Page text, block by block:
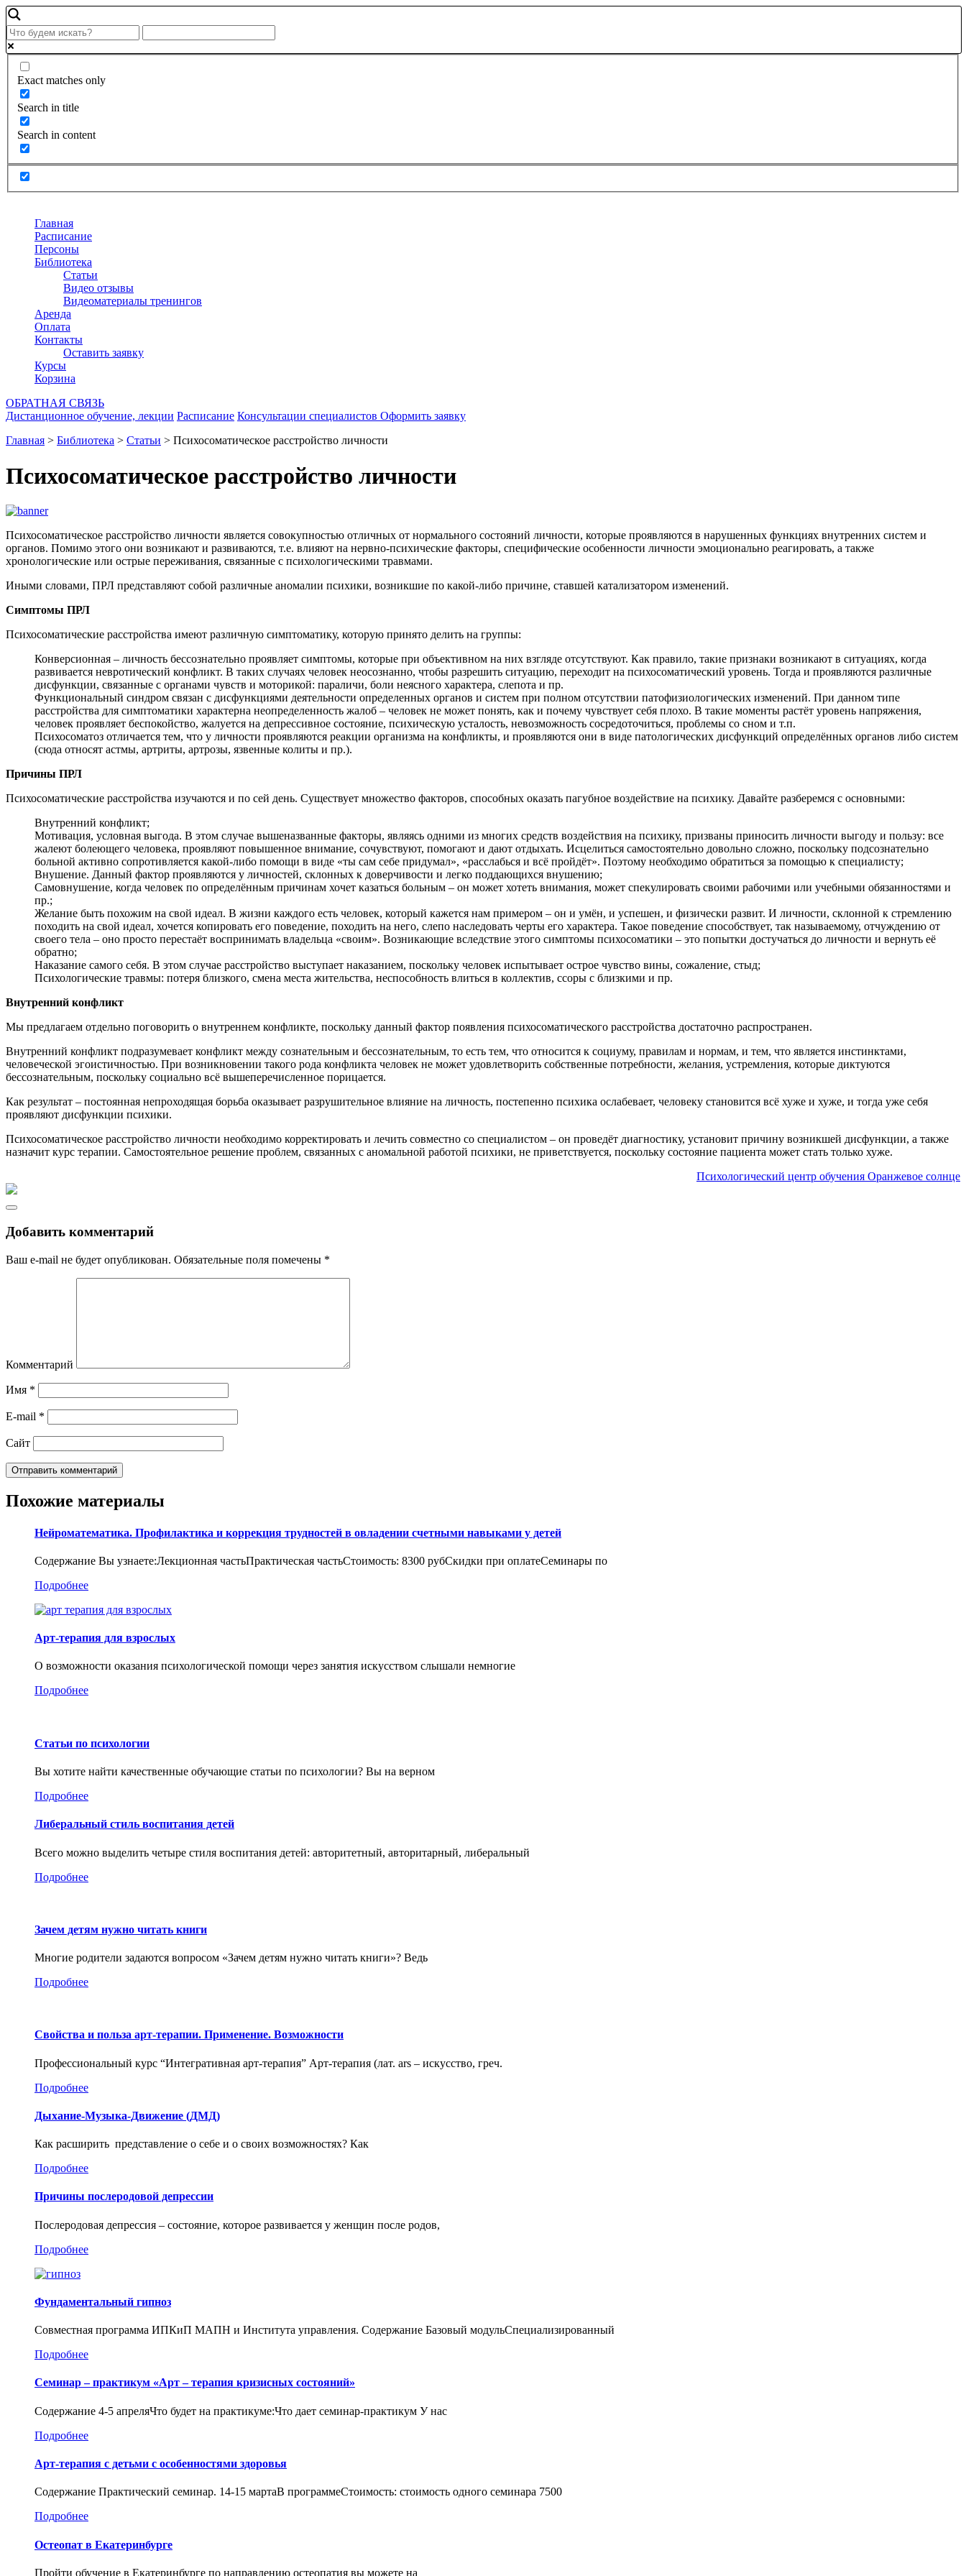
Exact matches only
Search in title
Search in content
Главная
Расписание
Персоны
Библиотека
Статьи
Видео отзывы
Видеоматериалы тренингов
Аренда
Оплата
Контакты
Оставить заявку
Курсы
Корзина
ОБРАТНАЯ СВЯЗЬ
Дистанционное обучение, лекции Расписание Консультации специалистов Оформить заявку
Главная > Библиотека > Статьи > Психосоматическое расстройство личности
Психосоматическое расстройство личности
Психосоматическое расстройство личности является совокупностью отличных от нормального состояний личности, которые проявляются в нарушенных функциях внутренних систем и
органов. Помимо этого они возникают и развиваются, т.е. влияют на нервно-психические факторы, специфические особенности личности эмоционально реагировать, а также
хронологические или острые переживания, связанные с психологическими травмами.
Иными словами, ПРЛ представляют собой различные аномалии психики, возникшие по какой-либо причине, ставшей катализатором изменений.
Симптомы ПРЛ
Психосоматические расстройства имеют различную симптоматику, которую принято делить на группы:
Конверсионная – личность бессознательно проявляет симптомы, которые при объективном на них взгляде отсутствуют. Как правило, такие признаки возникают в ситуациях, когда
развивается невротический конфликт. В таких случаях человек неосознанно, чтобы разрешить ситуацию, переходит на психосоматический уровень. Тогда и проявляются различные
дисфункции, связанные с органами чувств и моторикой: параличи, боли неясного характера, слепота и пр.
Функциональный синдром связан с дисфункциями деятельности определенных органов и систем при полном отсутствии патофизиологических изменений. При данном типе
расстройства для симптоматики характерна неопределенность жалоб – человек не может понять, как и почему чувствует себя плохо. В такие моменты растёт уровень напряжения,
человек проявляет беспокойство, жалуется на депрессивное состояние, психическую усталость, невозможность сосредоточиться, проблемы со сном и т.п.
Психосоматоз отличается тем, что у личности проявляются реакции организма на конфликты, и проявляются они в виде патологических дисфункций определённых органов либо систем
(сюда относят астмы, артриты, артрозы, язвенные колиты и пр.).
Причины ПРЛ
Психосоматические расстройства изучаются и по сей день. Существует множество факторов, способных оказать пагубное воздействие на психику. Давайте разберемся с основными:
Внутренний конфликт;
Мотивация, условная выгода. В этом случае вышеназванные факторы, являясь одними из многих средств воздействия на психику, призваны приносить личности выгоду и пользу: все
жалеют болеющего человека, проявляют повышенное внимание, сочувствуют, помогают и дают отдыхать. Исцелиться самостоятельно довольно сложно, поскольку подсознательно
больной активно сопротивляется какой-либо помощи в виде «ты сам себе придумал», «расслабься и всё пройдёт». Поэтому необходимо обратиться за помощью к специалисту;
Внушение. Данный фактор проявляются у личностей, склонных к доверчивости и легко поддающихся внушению;
Самовнушение, когда человек по определённым причинам хочет казаться больным – он может хотеть внимания, может спекулировать своими рабочими или учебными обязанностями и
пр.;
Желание быть похожим на свой идеал. В жизни каждого есть человек, который кажется нам примером – он и умён, и успешен, и физически развит. И личности, склонной к стремлению
походить на свой идеал, хочется копировать его поведение, походить на него, слепо наследовать черты его характера. Такое поведение способствует, так называемому, отчуждению от
своего тела – оно просто перестаёт воспринимать владельца «своим». Возникающие вследствие этого симптомы психосоматики – это попытки достучаться до личности и вернуть её
обратно;
Наказание самого себя. В этом случае расстройство выступает наказанием, поскольку человек испытывает острое чувство вины, сожаление, стыд;
Психологические травмы: потеря близкого, смена места жительства, неспособность влиться в коллектив, ссоры с близкими и пр.
Внутренний конфликт
Мы предлагаем отдельно поговорить о внутреннем конфликте, поскольку данный фактор появления психосоматического расстройства достаточно распространен.
Внутренний конфликт подразумевает конфликт между сознательным и бессознательным, то есть тем, что относится к социуму, правилам и нормам, и тем, что является инстинктами,
человеческой эгоистичностью. При возникновении такого рода конфликта человек не может удовлетворить собственные потребности, желания, устремления, которые диктуются
бессознательным, поскольку социально всё вышеперечисленное порицается.
Как результат – постоянная непроходящая борьба оказывает разрушительное влияние на личность, постепенно психика ослабевает, человеку становится всё хуже и хуже, и тогда уже себя
проявляют дисфункции психики.
Психосоматическое расстройство личности необходимо корректировать и лечить совместно со специалистом – он проведёт диагностику, установит причину возникшей дисфункции, а также
назначит курс терапии. Самостоятельное решение проблем, связанных с аномальной работой психики, не приветствуется, поскольку состояние пациента может стать только хуже.
Психологический центр обучения Оранжевое солнце
Добавить комментарий
Ваш e-mail не будет опубликован. Обязательные поля помечены *
Комментарий
Имя *
E-mail *
Сайт
Похожие материалы
Нейроматематика. Профилактика и коррекция трудностей в овладении счетными навыками у детей
Содержание Вы узнаете:Лекционная частьПрактическая частьСтоимость: 8300 рубСкидки при оплатеСеминары по
Подробнее
Арт-терапия для взрослых
О возможности оказания психологической помощи через занятия искусством слышали немногие
Подробнее
Статьи по психологии
Вы хотите найти качественные обучающие статьи по психологии? Вы на верном
Подробнее
Либеральный стиль воспитания детей
Всего можно выделить четыре стиля воспитания детей: авторитетный, авторитарный, либеральный
Подробнее
Зачем детям нужно читать книги
Многие родители задаются вопросом «Зачем детям нужно читать книги»? Ведь
Подробнее
Свойства и польза арт-терапии. Применение. Возможности
Профессиональный курс “Интегративная арт-терапия” Арт-терапия (лат. ars – искусство, греч.
Подробнее
Дыхание-Музыка-Движение (ДМД)
Как расширить представление о себе и о своих возможностях? Как
Подробнее
Причины послеродовой депрессии
Послеродовая депрессия – состояние, которое развивается у женщин после родов,
Подробнее
Фундаментальный гипноз
Совместная программа ИПКиП МАПН и Института управления. Содержание Базовый модульСпециализированный
Подробнее
Семинар – практикум «Арт – терапия кризисных состояний»
Содержание 4-5 апреляЧто будет на практикуме:Что дает семинар-практикум У нас
Подробнее
Арт-терапия с детьми с особенностями здоровья
Содержание Практический семинар. 14-15 мартаВ программеСтоимость: стоимость одного семинара 7500
Подробнее
Остеопат в Екатеринбурге
Пройти обучение в Екатеринбурге по направлению остеопатия вы можете на